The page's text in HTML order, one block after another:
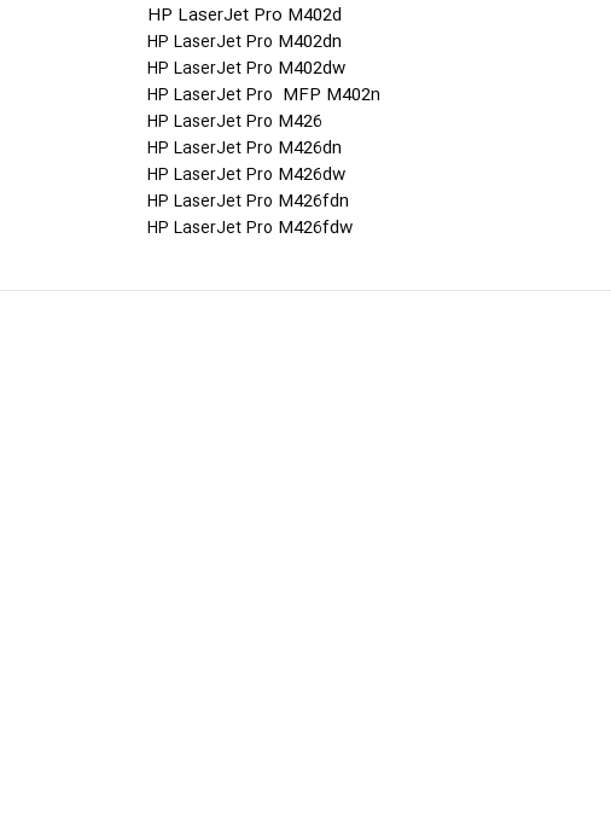
HP LaserJet Pro M402d
HP LaserJet Pro M402dn
HP LaserJet Pro M402dw
HP LaserJet Pro MFP M402n
HP LaserJet Pro M426
HP LaserJet Pro M426dn
HP LaserJet Pro M426dw
HP LaserJet Pro M426fdn
HP LaserJet Pro M426fdw